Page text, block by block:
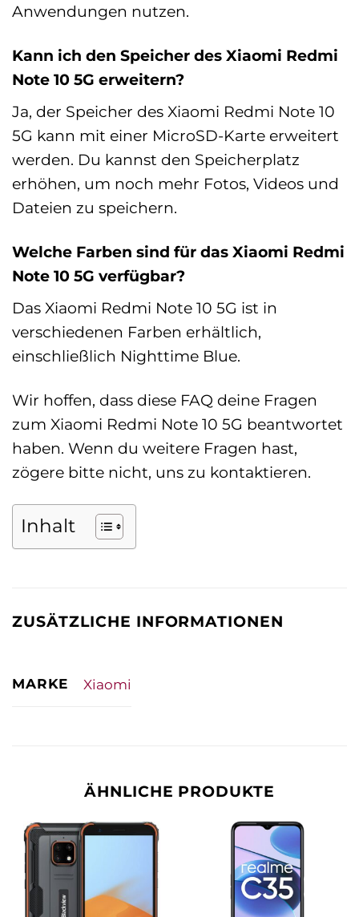
Anwendungen nutzen.
Kann ich den Speicher des Xiaomi Redmi
Note 10 5G erweitern?
Ja, der Speicher des Xiaomi Redmi Note 10
5G kann mit einer MicroSD-Karte erweitert
werden. Du kannst den Speicherplatz
erhöhen, um noch mehr Fotos, Videos und
Dateien zu speichern.
Welche Farben sind für das Xiaomi Redmi
Note 10 5G verfügbar?
Das Xiaomi Redmi Note 10 5G ist in
verschiedenen Farben erhältlich,
einschließlich Nighttime Blue.
Wir hoffen, dass diese FAQ deine Fragen
zum Xiaomi Redmi Note 10 5G beantwortet
haben. Wenn du weitere Fragen hast,
zögere bitte nicht, uns zu kontaktieren.
Inhalt
ZUSÄTZLICHE INFORMATIONEN
MARKE Xiaomi
ÄHNLICHE PRODUKTE